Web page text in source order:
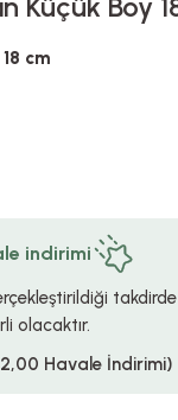
cm
indirimi
olacaktır.
Havale İndirimi)